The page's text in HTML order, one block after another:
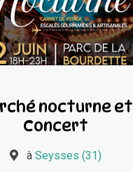
nocturne et
Concert
à Seysses (31)